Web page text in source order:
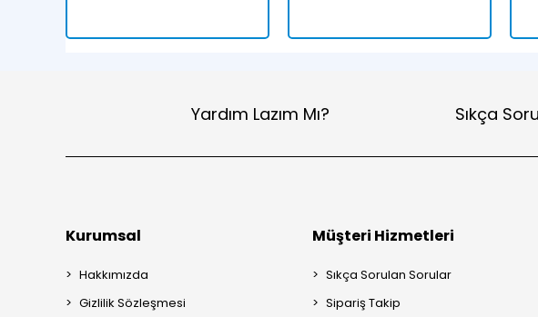
Yardım Lazım Mı? Sıkça
Kurumsal
Hakkımızda
Gizlilik Sözleşmesi
Müşteri Hizmetleri
Sıkça Sorulan Sorular
Sipariş Takip